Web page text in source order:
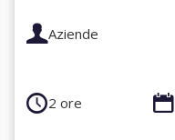
Aziende
2 ore